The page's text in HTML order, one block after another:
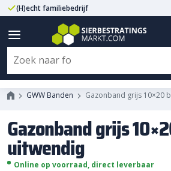
(H)echt familiebedrijf
GWW Banden Gazonband grijs 10×20
Gazonband grijs
uitwendig
Online op voorraad, direct leverbaar
Gazonband grijs 10x20
uitwendig